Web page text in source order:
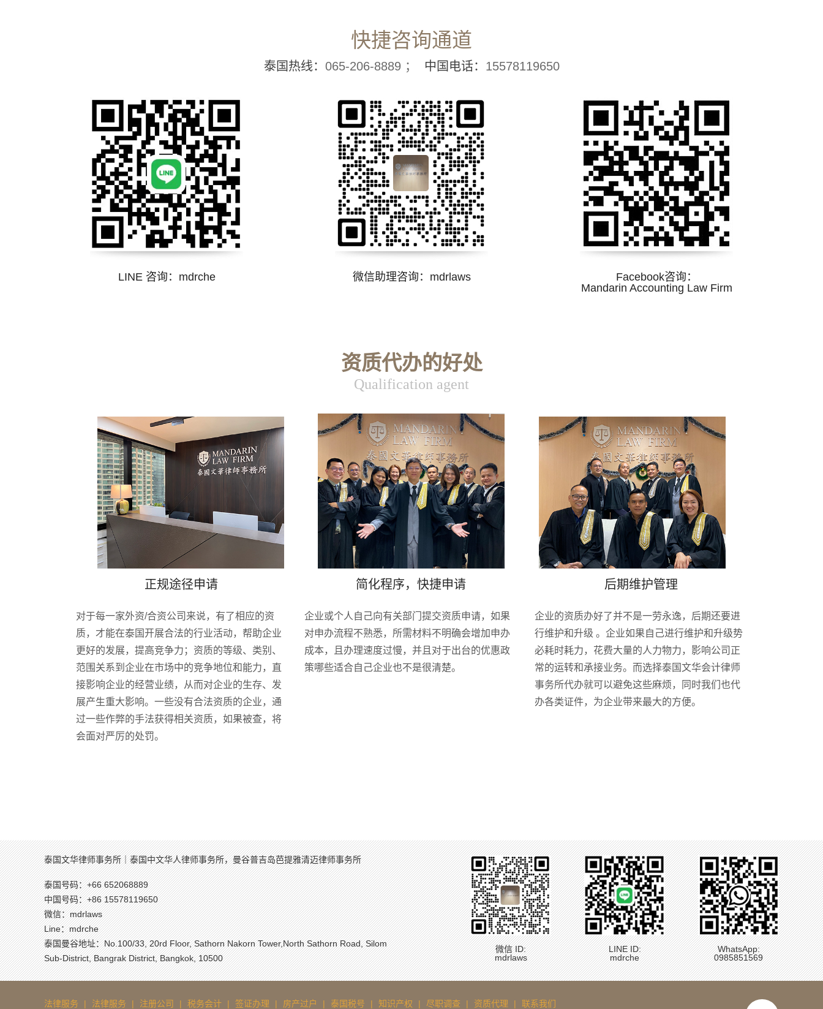
快捷咨询通道
泰国热线： 065-206-8889 ； 中国电话： 15578119650
LINE 咨询： mdrche 微信助理咨询： mdrlaws Facebook咨询 ：
Mandarin Accounting Law Firm
资质代办的好处
Qualification agent
正规途径申请 简化程序，快捷申请 后期维护管理
对于每一家外资/合资公司来说，有了相应的资
质， 才能在泰国开展合法的行业活动，帮助企业
更好的发展，提高竞争力；资质的等级、类别、
范围关系到企业在市场中的竞争地位和能力，直
接影响企业的经营业绩，从而对企业的生存、发
展产生重大影响。一些没有合法资质的企业，通
过一些作弊的手法获得相关资质，如果被查，将
会面对严厉的处罚。
企业或个人自己向有关部门提交资质申请，如果
对申办流程不熟悉，所需材料不明确会增加申办
成本，且办理速度过慢，并且对于出台的优惠政
策哪些适合自己企业也不是很清楚。
企业的资质办好了并不是一劳永逸，后期还要进
行维护和升级 。企业如果自己进行维护和升级势
必耗时耗力，花费大量的人力物力，影响公司正
常的运转和承接业务。而选择泰国文华会计律师
事务所代办就可以避免这些麻烦，同时我们也代
办各类证件，为企业带来最大的方便。
泰国文华律师事务所｜泰国中文华人律师事务所，曼谷普吉岛芭提雅清迈律师事务所
泰国号码：+66 652068889
中国号码：+86 15578119650
微信：mdrlaws
Line：mdrche
泰国曼谷地址：Νο.100/33, 20rd Floor, Sathorn Nakorn Tower,North Sathorn Road, Silom
Sub-District, Bangrak District, Bangkok, 10500
微信 ID:
mdrlaws
LINE ID:
mdrche
WhatsApp:
0985851569
法律服务 | 法律服务 | 注册公司 | 税务会计 | 签证办理 | 房产过户 | 泰国税号 | 知识产权 | 尽职调查 | 资质代理 | 联系我们